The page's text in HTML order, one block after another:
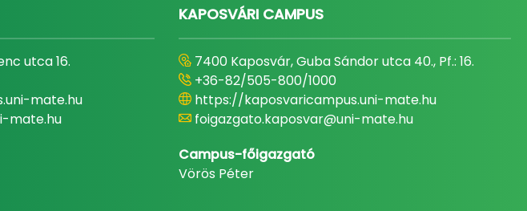
utca 16.
mate.hu
mate.hu
KAPOSVÁRI CAMPUS
7400 Kaposvár, Guba Sándor utca 40., Pf.: 16.
+36-82/505-800/1000
https://kaposvaricampus.uni-mate.hu
foigazgato.kaposvar@uni-mate.hu
Campus-főigazgató
Vörös Péter